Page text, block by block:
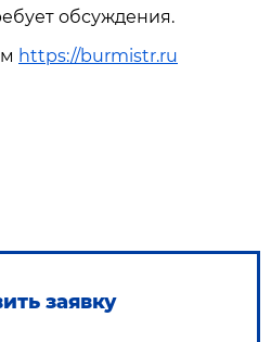
обсуждения.
https://burmistr.ru
заявку